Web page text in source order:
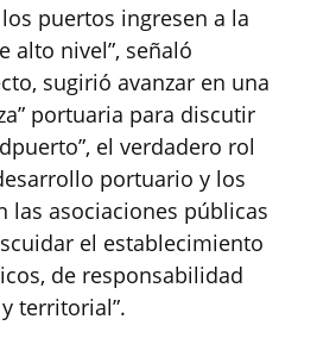
puertos ingresen a la
alto nivel”, señaló
sugirió avanzar en una
portuaria para discutir
el verdadero rol
portuario y los
las asociaciones públicas
el establecimiento
de responsabilidad
territorial”.